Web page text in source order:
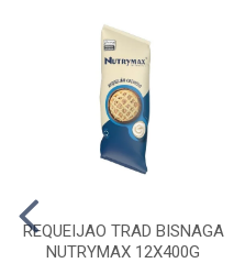
REQUEIJAO TRAD BISNAGA
NUTRYMAX 12X400G